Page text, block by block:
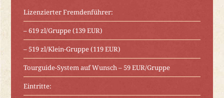
Lizenzierter Fremdenführer:
– 619 zl/Gruppe (139 EUR)
– 519 zl/Klein-Gruppe (119 EUR)
Tourguide-System auf Wunsch – 59 EUR/Gruppe
Eintritte: